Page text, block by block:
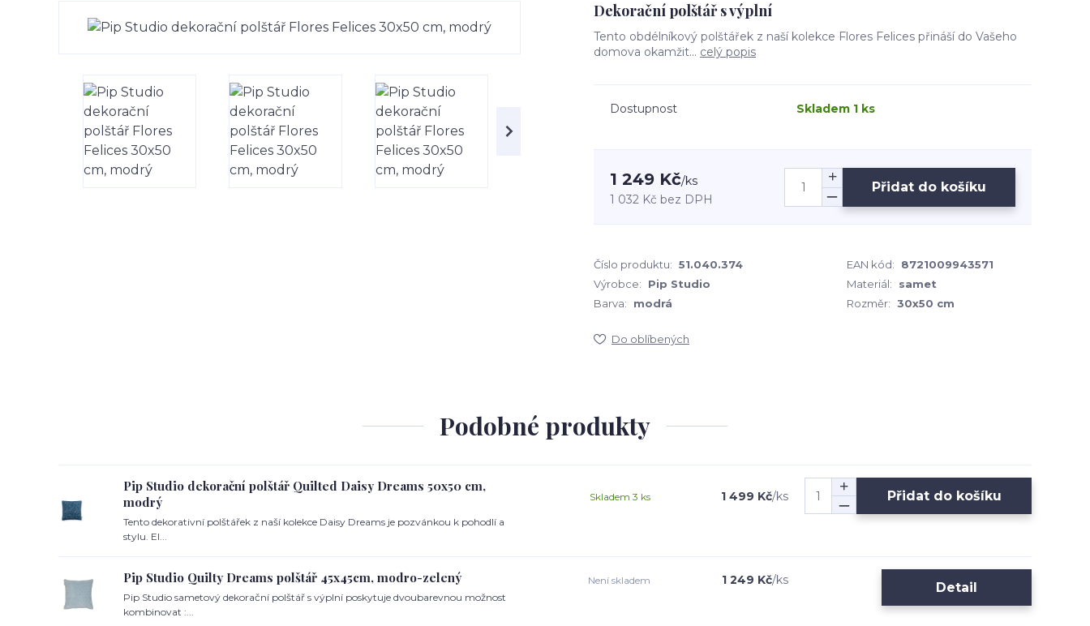
Dekorační polštář s výplní
Tento obdélníkový polštářek z naší kolekce Flores Felices přináší do Vašeho
domova okamžit... celý popis
Dostupnost Skladem 1 ks
1 249 Kč/ks
1 032 Kč bez DPH
Přidat do košíku
Číslo produktu: 51.040.374 EAN kód:
8721009943571
Výrobce:
Pip Studio Materiál:
samet
Barva:
modrá Rozměr: 30x50 cm
Do oblíbených
Podobné produkty
Pip Studio dekorační polštář Quilted Daisy Dreams 50x50 cm,
modrý
Tento dekorativní polštářek z naší kolekce Daisy Dreams je pozvánkou k pohodlí a
stylu. El...
1 499 Kč/ks
Skladem 3 ks Přidat do košíku
Pip Studio Quilty Dreams polštář 45x45cm, modro-zelený
Pip Studio sametový dekorační polštář s výplní poskytuje dvoubarevnou možnost
kombinovat :...
1 249 Kč/ks
Není skladem Detail